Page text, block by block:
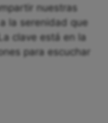
nuestras
la serenidad que
clave está en la
para escuchar